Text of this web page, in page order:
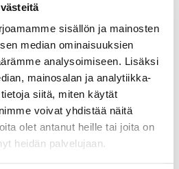
sisällön ja mainosten
median ominaisuuksien
analysoimiseen. Lisäksi
mainosalan ja analytiikka-
siitä, miten käytät
voivat yhdistää näitä
olet antanut heille tai joita on
heidän palvelujaan.